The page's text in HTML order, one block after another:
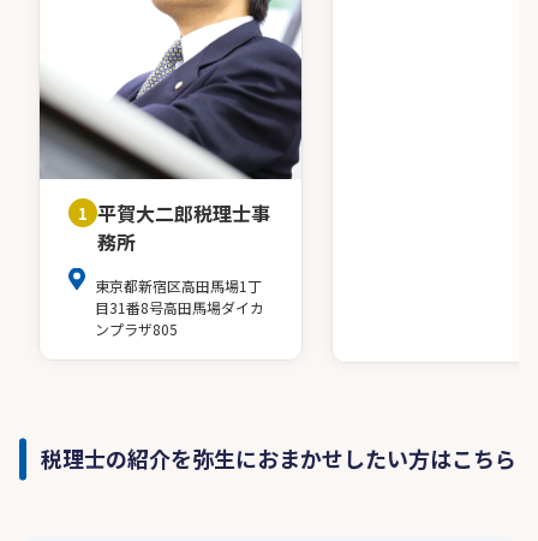
1 平賀大二郎税理士事
務所
東京都新宿区高田馬場1丁
目31番8号高田馬場ダイカ
ンプラザ805
税理士の紹介を弥生におまかせしたい方はこちら